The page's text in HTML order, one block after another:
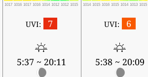
1017 1016 1017 1016 1014 1012 1012 1015 1014 1015 1016 1015 1014 1013 1015
UVI: 7
5:37 ~ 20:11
UVI: 6
5:38 ~ 20:09